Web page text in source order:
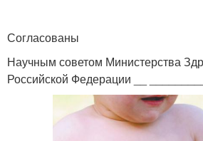
Согласованы
Научным советом Министерства
Российской Федерации __